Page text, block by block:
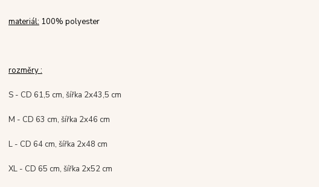
materiál: 100% polyester
rozměry :
S - CD 61,5 cm, šířka 2x43,5 cm
M - CD 63 cm, šířka 2x46 cm
L - CD 64 cm, šířka 2x48 cm
XL - CD 65 cm, šířka 2x52 cm